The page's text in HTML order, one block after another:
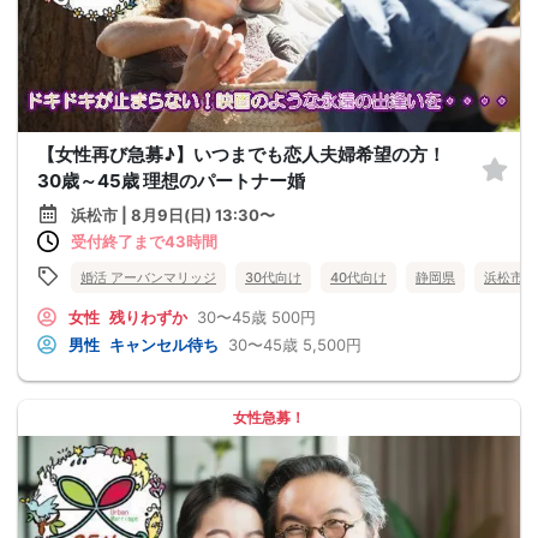
【女性再び急募♪】いつまでも恋人夫婦希望の方！
30歳～45歳 理想のパートナー婚
浜松市 | 8月9日(日) 13:30〜
受付終了まで43時間
婚活 アーバンマリッジ 30代向け 40代向け 静岡県 浜松市
女性 残りわずか 30〜45歳 500円
男性 キャンセル待ち 30〜45歳 5,500円
女性急募！